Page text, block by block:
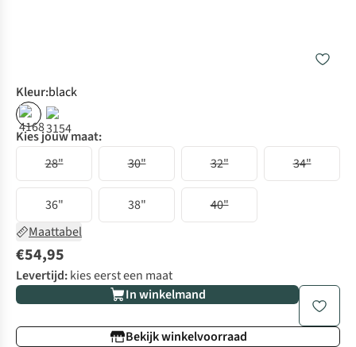
Kleur:black
Kies jouw maat:
28"
30" 32" 34"
36" 38"
40"
Maattabel
€54,95
Levertijd:kies eerst een maat
In winkelmand
Bekijk winkelvoorraad